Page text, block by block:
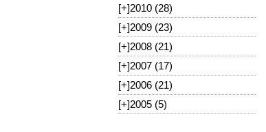
[+]2010 (28)
[+]2009 (23)
[+]2008 (21)
[+]2007 (17)
[+]2006 (21)
[+]2005 (5)